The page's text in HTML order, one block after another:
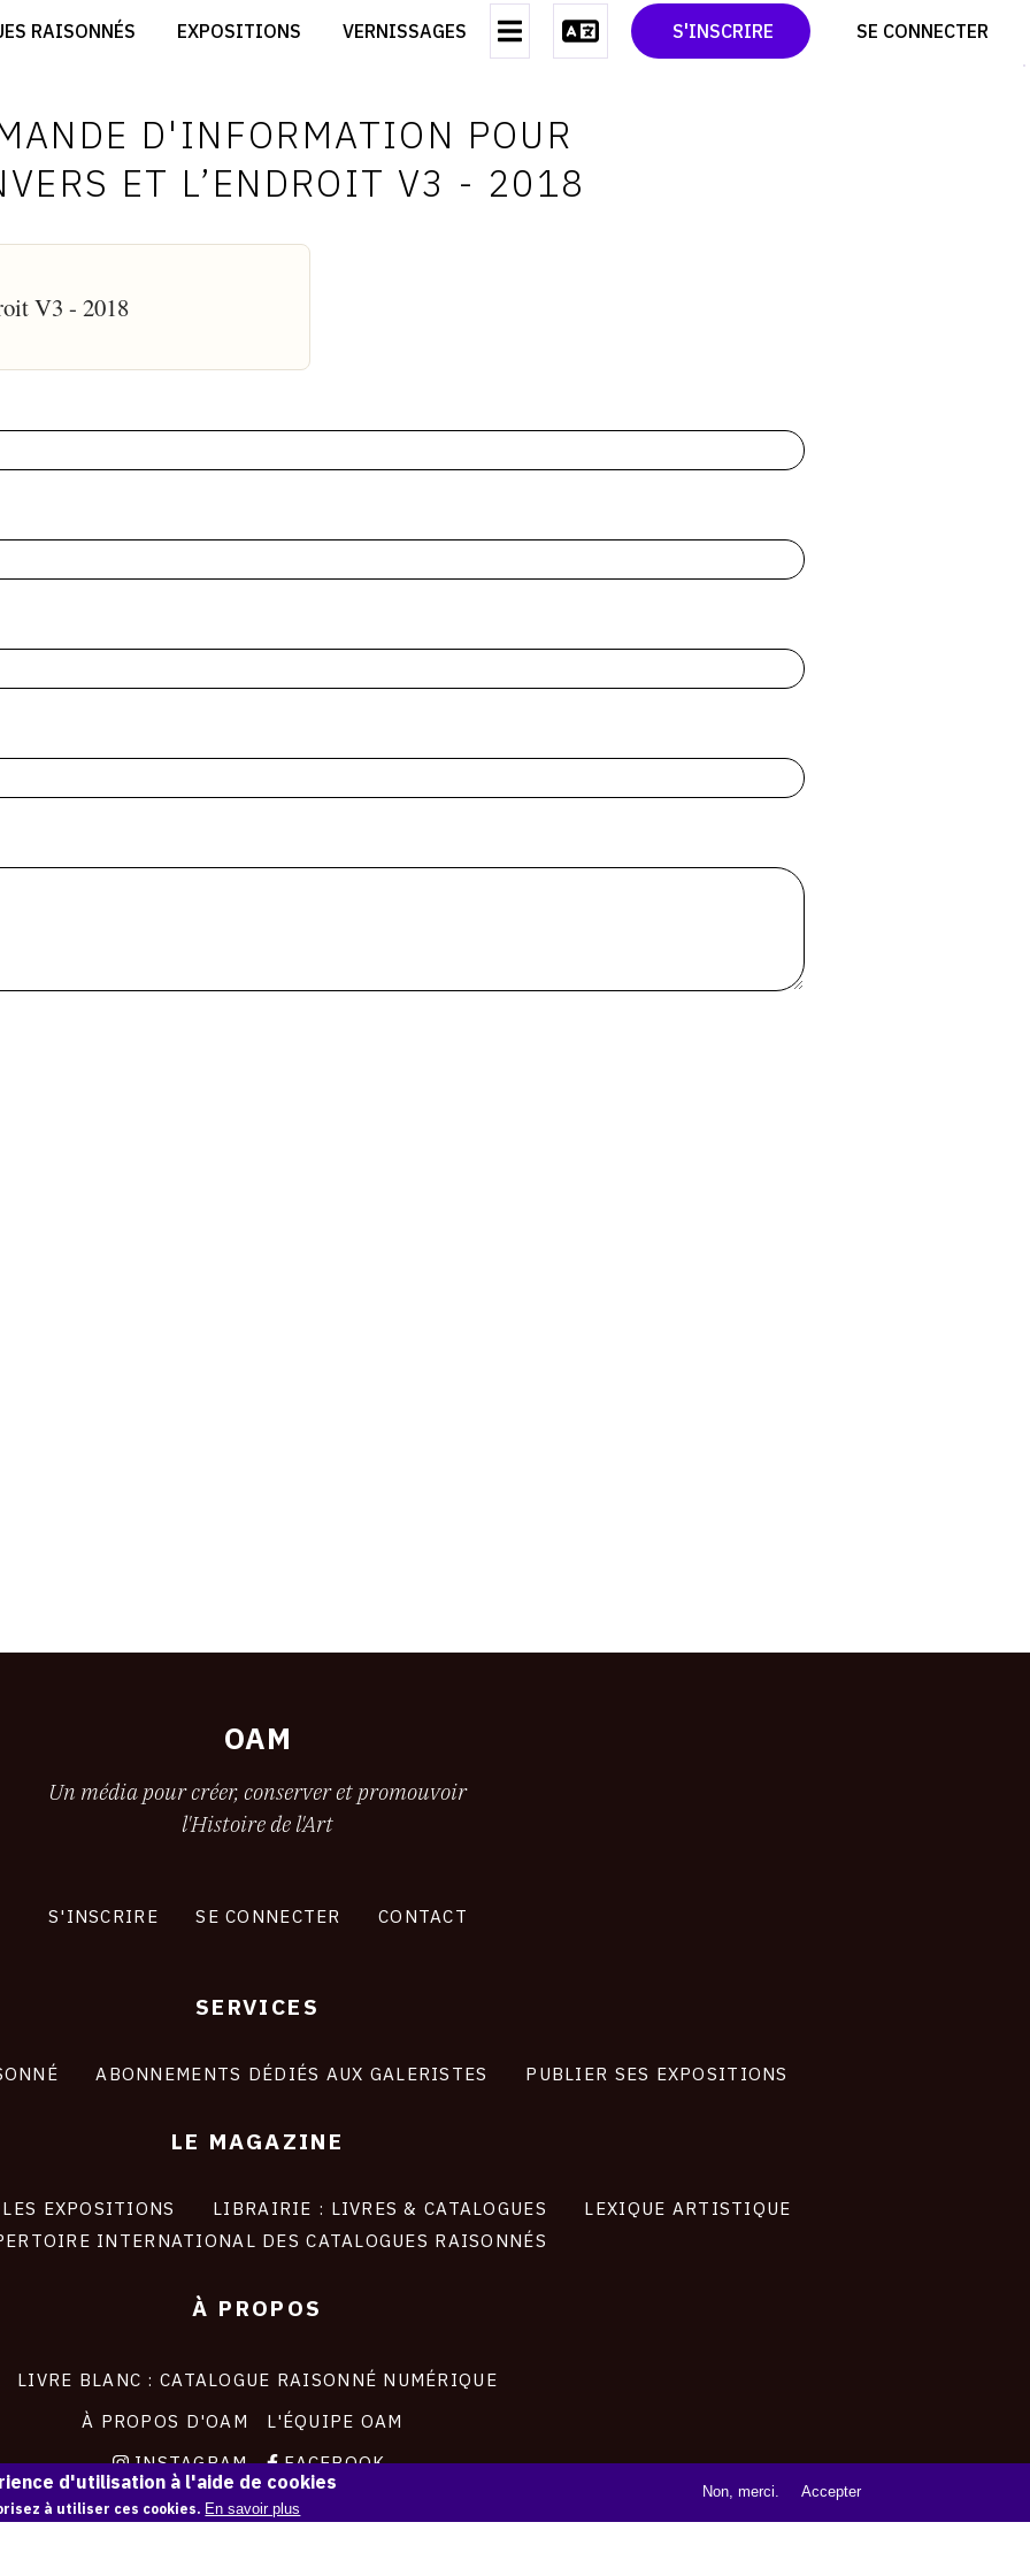
RAISONNÉS EXPOSITIONS VERNISSAGES S'INSCRIRE SE CONNECTER
CRÉER SON CATALOGUE D'EXPO
DEVENIR CONTRIBUTEUR
CONTACT
CGU
TWITTER
PINTEREST
D'INFORMATION POUR
ET L’ENDROIT V3 - 2018
V3 - 2018
OAM
Un média pour créer, conserver et promouvoir
l'Histoire de l'Art
S'INSCRIRE SE CONNECTER CONTACT
SERVICES
ABONNEMENTS DÉDIÉS AUX GALERISTES PUBLIER SES EXPOSITIONS
LE MAGAZINE
LES EXPOSITIONS LIBRAIRIE : LIVRES & CATALOGUES
LEXIQUE ARTISTIQUE
INTERNATIONAL DES CATALOGUES RAISONNÉS
À PROPOS
LIVRE BLANC : CATALOGUE RAISONNÉ NUMÉRIQUE
À PROPOS D'OAM
L'ÉQUIPE OAM
INSTAGRAM
FACEBOOK
CGU
CGV
d'utilisation à l'aide de cookies
à utiliser ces cookies. En savoir plus
Non, merci. Accepter